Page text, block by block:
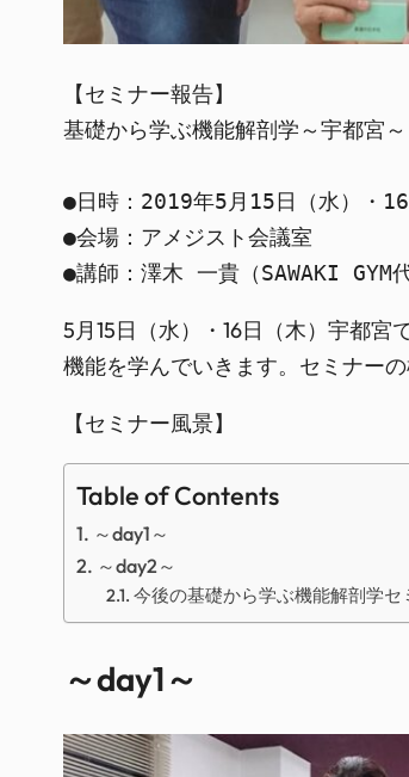
【セミナー報告】
基礎から学ぶ機能解剖学～宇都宮～
●日時：2019年5月15日（水）・
●会場：アメジスト会議室
●講師：澤木 一貴（SAWAKI GYM代
5月15日（水）・16日（木）宇都
機能を学んでいきます。セミナー
【セミナー風景】
Table of Contents
～day1～
～day2～
今後の基礎から学ぶ機能解剖学
～day1～